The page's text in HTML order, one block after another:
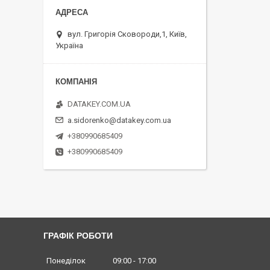
вул. Григорія Сковороди,1, Київ,
Україна
DATAKEY.COM.UA
a.sidorenko@datakey.com.ua
+380990685409
+380990685409
ГРАФІК РОБОТИ
Понеділок 09:00 17:00